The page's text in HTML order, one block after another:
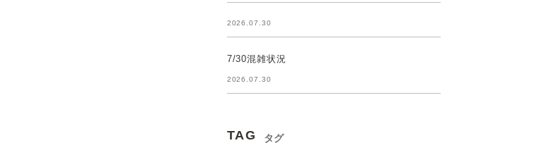
2026.07.30
7/30混雑状況
2026.07.30
TAG タグ